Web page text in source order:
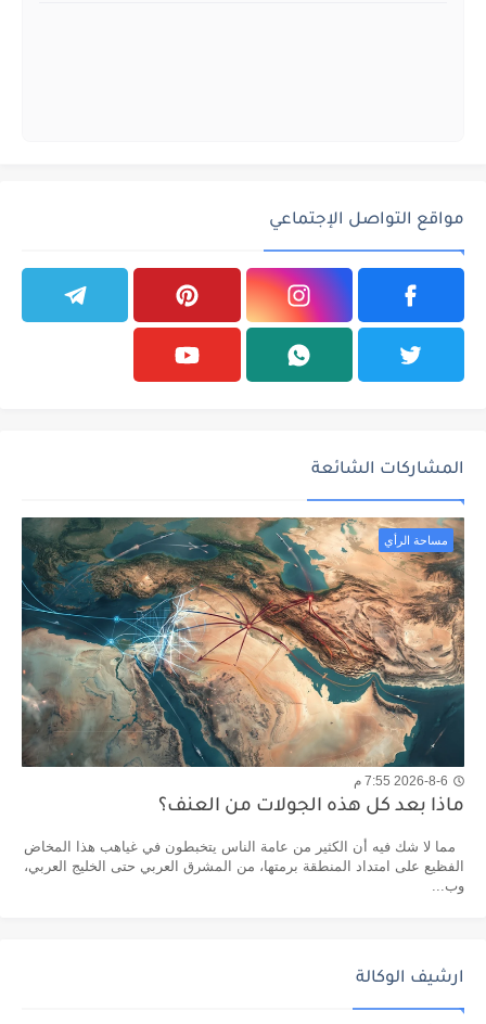
مواقع التواصل الإجتماعي
المشاركات الشائعة
مساحة الرأي
2026-8-6 7:55 م
ماذا بعد كل هذه الجولات من العنف؟
مما لا شك فيه أن الكثير من عامة الناس يتخبطون في غياهب هذا المخاض
الفظيع على امتداد المنطقة برمتها، من المشرق العربي حتى الخليج العربي،
وب...
ارشيف الوكالة